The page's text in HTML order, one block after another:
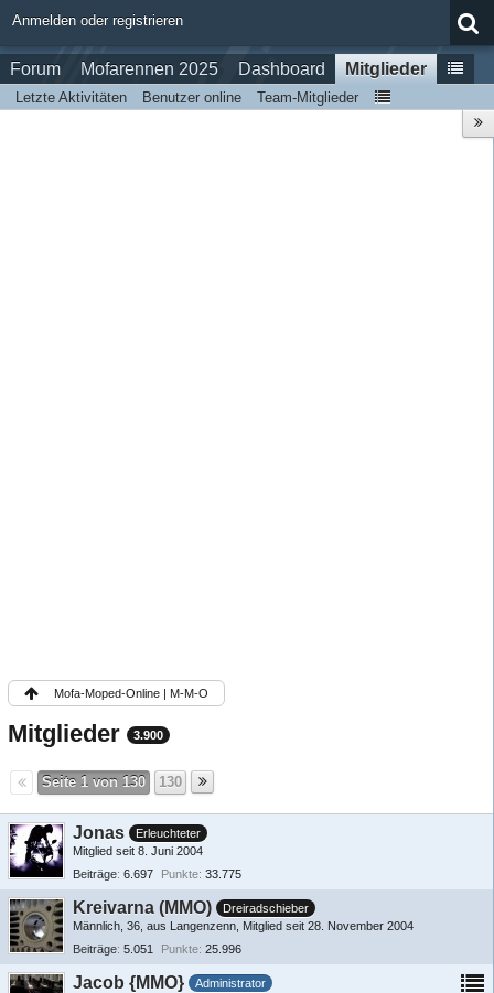
Anmelden oder registrieren
Forum Mofarennen 2025 Dashboard Mitglieder
Letzte Aktivitäten Benutzer online Team-Mitglieder
Mofa-Moped-Online | M-M-O
Mitglieder 3.900
Seite 1 von 130 130
Jonas
Erleuchteter
Mitglied seit 8. Juni 2004
Beiträge 6.697 Punkte 33.775
Kreivarna (MMO)
Dreiradschieber
Männlich 36 aus Langenzenn Mitglied seit 28. November 2004
Beiträge 5.051 Punkte 25.996
Jacob {MMO}
Administrator